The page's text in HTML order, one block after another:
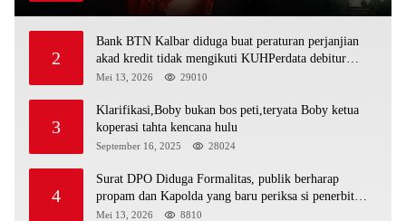
2
Bank BTN Kalbar diduga buat peraturan perjanjian
akad kredit tidak mengikuti KUHPerdata debitur
awam di bentur dengan aturan diduga tanpa dasar
Mei 13, 2026 29010
3
Klarifikasi,Boby bukan bos peti,teryata Boby ketua
koperasi tahta kencana hulu
September 16, 2025 28024
4
Surat DPO Diduga Formalitas, publik berharap
propam dan Kapolda yang baru periksa si penerbit
surat serta Aph diduga lepaskan DPO
Mei 13, 2026 8810